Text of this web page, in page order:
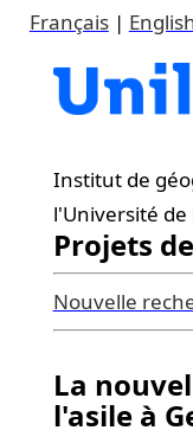
Français|
Institut de
l'Université
Projets
Nouvelle
La
l'asile à